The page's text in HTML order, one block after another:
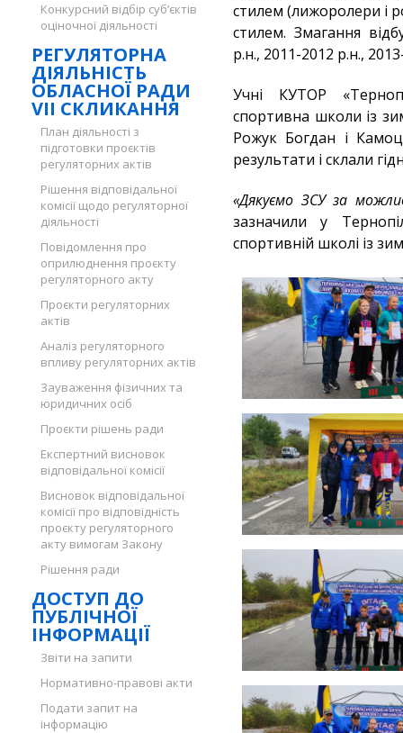
Конкурсний відбір суб’єктів
оціночної діяльності
РЕГУЛЯТОРНА
ДІЯЛЬНІСТЬ
ОБЛАСНОЇ РАДИ
VII СКЛИКАННЯ
План діяльності з
підготовки проєктів
регуляторних актів
Рішення відповідальної
комісії щодо регуляторної
діяльності
Повідомлення про
оприлюднення проєкту
регуляторного акту
Проєкти регуляторних
актів
Аналіз регуляторного
впливу регуляторних актів
Зауваження фізичних та
юридичних осіб
Проєкти рішень ради
Експертний висновок
відповідальної комісії
Висновок відповідальної
комісії про відповідність
проєкту регуляторного
акту вимогам Закону
Рішення ради
ДОСТУП ДО
ПУБЛІЧНОЇ
ІНФОРМАЦІЇ
Звіти на запити
Нормативно-правові акти
Подати запит на
інформацію
стилем (лижоролери і
стилем. Змагання
р.н., 2011-2012 р.н.,
Учні КУТОР
спортивна школи із
Рожук Богдан і
результати і склали
«Дякуємо ЗСУ за
зазначили у
спортивній школі із